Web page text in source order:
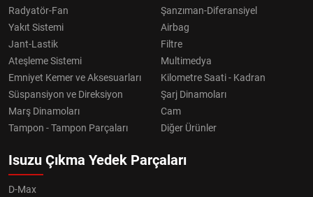
Radyatör-Fan
Şanzıman-Diferansiyel
Yakıt Sistemi
Airbag
Jant-Lastik
Filtre
Ateşleme Sistemi
Multimedya
Emniyet Kemer ve Aksesuarları
Kilometre Saati - Kadran
Süspansiyon ve Direksiyon
Şarj Dinamoları
Marş Dinamoları
Cam
Tampon - Tampon Parçaları
Diğer Ürünler
Isuzu Çıkma Yedek Parçaları
D-Max